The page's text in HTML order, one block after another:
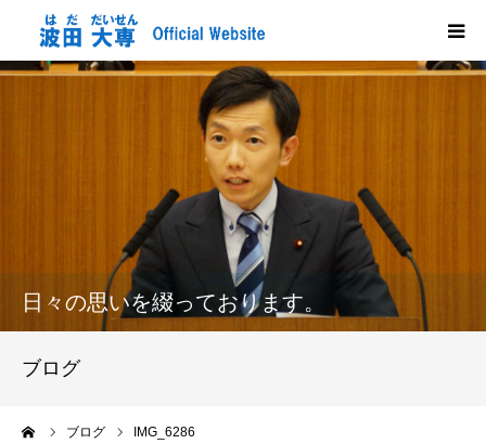
日々の思いを綴っております。
ブログ
ブログ IMG_6286
活動報告